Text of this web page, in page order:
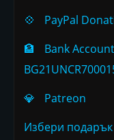
💠
PayPal
🏦
Bank
💎
Patreon
Избери